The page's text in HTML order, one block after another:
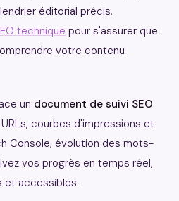
éditorial précis,
technique pour s'assurer que
votre contenu
un document de suivi SEO
courbes d'impressions et
Console, évolution des mots-
vos progrès en temps réel,
et accessibles.